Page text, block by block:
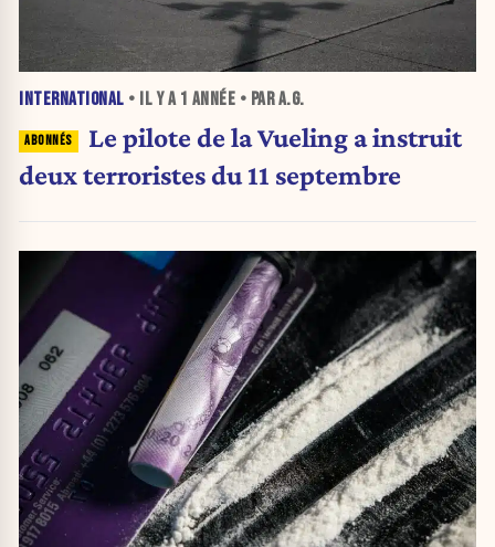
INTERNATIONAL • IL Y A 1 ANNÉE • PAR A.G.
Le pilote de la Vueling a instruit
deux terroristes du 11 septembre